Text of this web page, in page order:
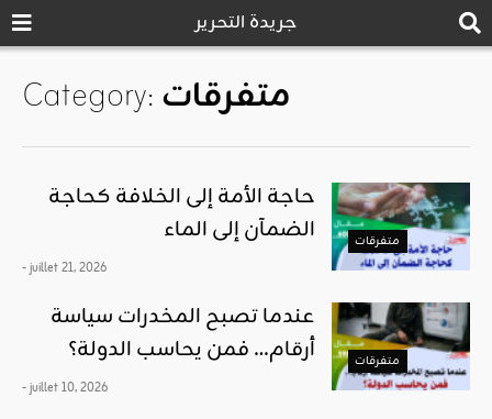
جريدة التحرير
Category:متفرقات
متفرقات
حاجة الأمة إلى الخلافة كحاجة
الضمآن إلى الماء
- juillet 21, 2026
متفرقات
عندما تصبح المخدرات سياسة
أرقام… فمن يحاسب الدولة؟
- juillet 10, 2026